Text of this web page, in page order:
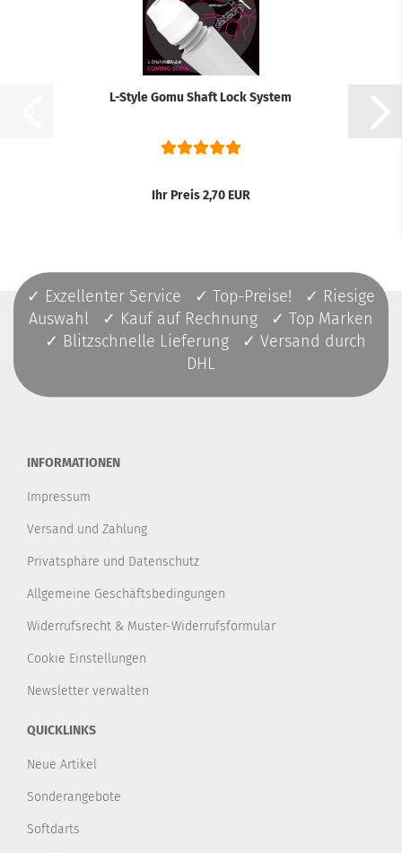
L-Style Gomu Shaft Lock System
Ihr Preis 2,70 EUR
✓ Exzellenter Service ✓ Top-Preise! ✓ Riesige
Auswahl ✓ Kauf auf Rechnung ✓ Top Marken
✓ Blitzschnelle Lieferung ✓ Versand durch
DHL
INFORMATIONEN
Impressum
Versand und Zahlung
Privatsphäre und Datenschutz
Allgemeine Geschäftsbedingungen
Widerrufsrecht & Muster-Widerrufsformular
Cookie Einstellungen
Newsletter verwalten
QUICKLINKS
Neue Artikel
Sonderangebote
Softdarts